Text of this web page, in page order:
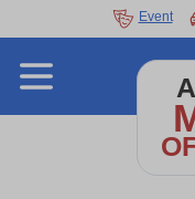
Event